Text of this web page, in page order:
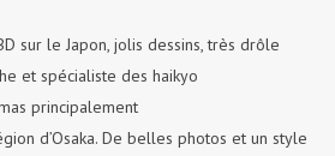
sur le Japon, jolis dessins, très drôle
et spécialiste des haikyo
principalement
d’Osaka. De belles photos et un style